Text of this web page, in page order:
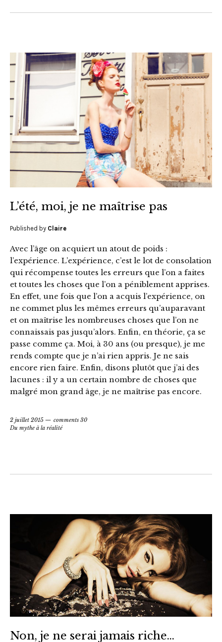
L’été, moi, je ne maîtrise pas
Published by Claire
Avec l’âge on acquiert un atout de poids :
l’expérience. L’expérience, c’est le lot de consolation
qui récompense toutes les erreurs que l’on a faites
et toutes les choses que l’on a péniblement apprises.
En effet, une fois que l’on a acquis l’expérience, on
ne commet plus les mêmes erreurs qu’auparavant
et on maîtrise les nombreuses choses que l’on ne
connaissais pas jusqu’alors. Enfin, en théorie, ça se
passe comme ça. Moi, à 30 ans (ou presque), je me
rends compte que je n’ai rien appris. Je ne sais
encore rien faire. Enfin, disons plutôt que j’ai des
lacunes : il y a un certain nombre de choses que
malgré mon grand âge, je ne maîtrise pas encore.
2 juillet 2015
comments 30
Du mythe à la réalité
Non, je ne serai jamais riche…